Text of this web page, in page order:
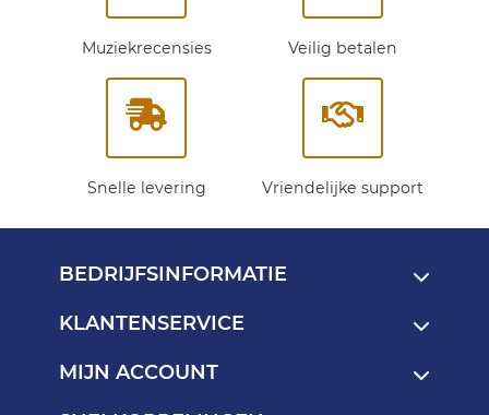
Muziekrecensies Veilig betalen
Snelle levering Vriendelijke support
BEDRIJFSINFORMATIE
KLANTENSERVICE
MIJN ACCOUNT